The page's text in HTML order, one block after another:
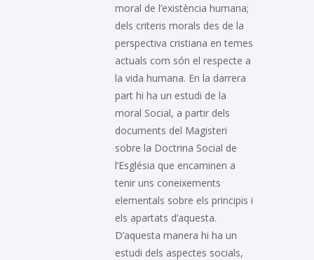
moral de l’existència humana;
dels criteris morals des de la
perspectiva cristiana en temes
actuals com són el respecte a
la vida humana. En la darrera
part hi ha un estudi de la
moral Social, a partir dels
documents del Magisteri
sobre la Doctrina Social de
l’Església que encaminen a
tenir uns coneixements
elementals sobre els principis i
els apartats d’aquesta.
D’aquesta manera hi ha un
estudi dels aspectes socials,